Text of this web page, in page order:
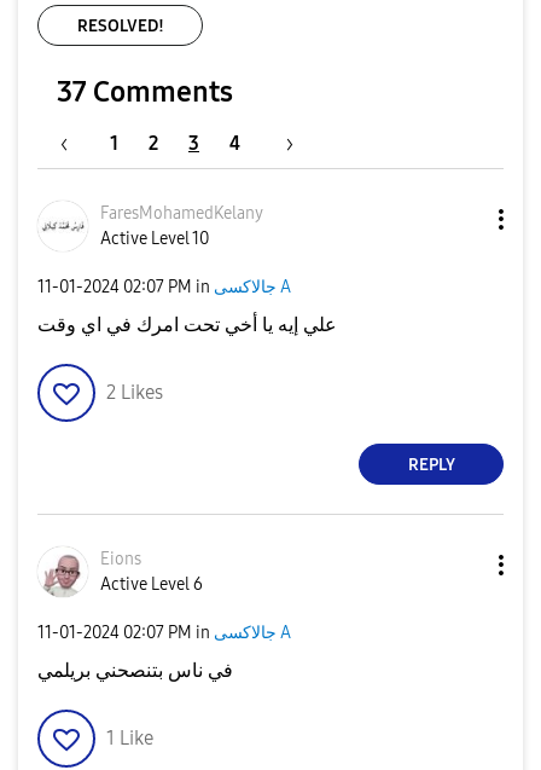
RESOLVED!
37 Comments
1 2 3 4
FaresMohamedKelany
Active Level 10
‎11-01-2024 02:07 PM in جالاكسى A
علي إيه يا أخي تحت امرك في اي وقت
2 Likes
REPLY
Eions
Active Level 6
‎11-01-2024 02:07 PM in جالاكسى A
في ناس بتنصحني بريلمي
1 Like